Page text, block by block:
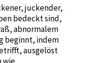
juckender,
bedeckt sind,
abnormalem
beginnt, indem
ausgelöst